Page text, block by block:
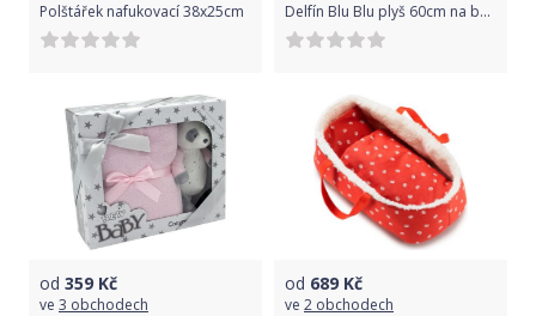
Polštářek nafukovací 38x25cm
Delfín Blu Blu plyš 60cm na baterie se zvukem a doplňky
od 359 Kč
ve 3 obchodech
od 689 Kč
ve 2 obchodech